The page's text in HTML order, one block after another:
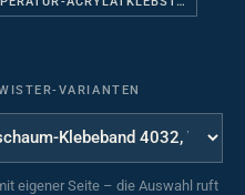
VARIANTEN
eigener Seite – die Auswahl ruft